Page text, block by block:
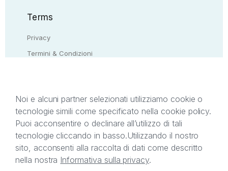
Terms
Privacy
Termini & Condizioni
Il presente sito web è di proprietà di StreetLib S.r.l.
C.F. e P.IVA 05338720963. StreetLib S.r.l. è
titolare di tutti i diritti di proprietà intellettuale
afferenti ai marchi, loghi e segni distintivi presenti
sul sito web. Si invita l’utente a prendere visione
Noi e alcuni partner selezionati utilizziamo cookie o
tecnologie simili come specificato nella cookie policy.
Puoi acconsentire o declinare all’utilizzo di tali
tecnologie cliccando in basso.Utilizzando il nostro
sito, acconsenti alla raccolta di dati come descritto
nella nostra Informativa sulla privacy.